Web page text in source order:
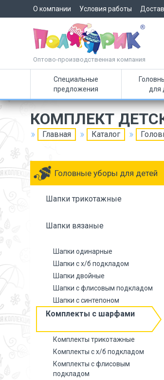
О компании Условия работы
Оптово-производственная компания
Специальные
предложения
для
КОМПЛЕКТ
Главная Каталог
Головные уборы для детей
Шапки трикотажные
Шапки вязаные
Шапки одинарные
Шапки с х/б подкладом
Шапки двойные
Шапки с флисовым подкладом
Шапки с синтепоном
Комплекты с шарфами
Комплекты трикотажные
Комплекты с х/б подкладом
Комплекты с флисовым
подкладом